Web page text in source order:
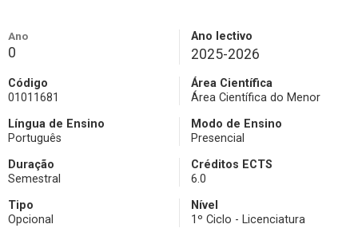
Ano
0
Ano lectivo
2025-2026
Código
01011681
Área Científica
Área Científica do Menor
Língua de Ensino
Português
Modo de Ensino
Presencial
Duração
Semestral
Créditos ECTS
6.0
Tipo
Opcional
Nível
1º Ciclo - Licenciatura